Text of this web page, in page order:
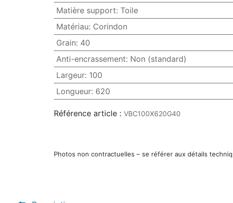
Matière support: Toile
Matériau: Corindon
Grain: 40
Anti-encrassement: Non (standard)
Largeur: 100
Longueur: 620
Référence article : VBC100X620G40
Photos non contractuelles – se référer aux détails